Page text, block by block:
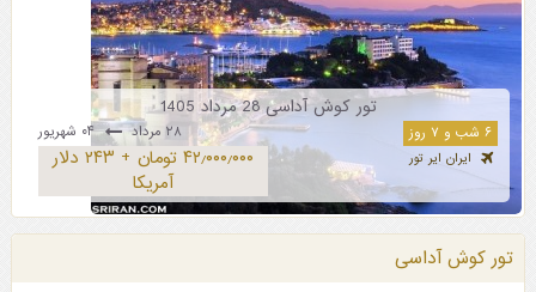
تور کوش آداسی 28 مرداد 1405
۶ شب و ۷ روز ۲۸ مرداد ۰۴ شهریور
ایران ایر تور
۴۲٫۰۰۰٫۰۰۰ تومان + ۲۴۳ دلار
آمریکا
تور کوش آداسی